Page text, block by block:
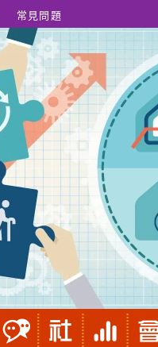
常見問題